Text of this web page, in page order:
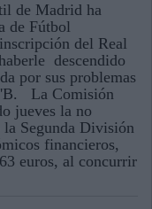
de Madrid ha
de Fútbol
del Real
descendido
por sus problemas
'B. La Comisión
jueves la no
Segunda División
financieros,
euros, al concurrir